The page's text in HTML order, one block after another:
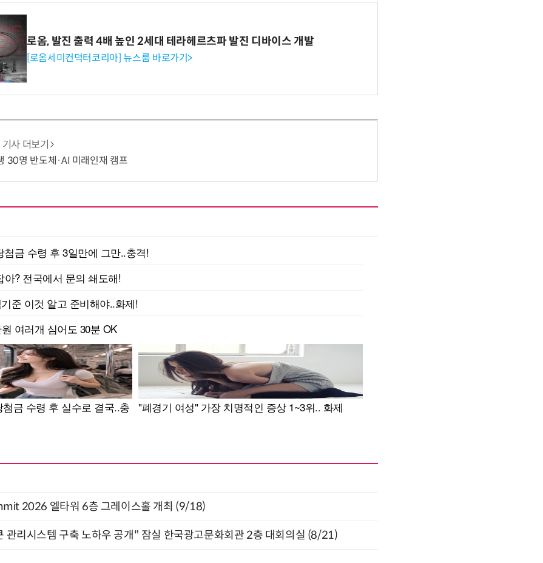
로옴, 발진 출력 4배 높인 2세대 테라헤르츠파 발진 디바이스 개발
[로옴세미컨덕터코리아] 뉴스룸 바로가기>
기사 더보기
30명 반도체·AI 미래인재 캠프
2026 엘타워 6층 그레이스홀 개최 (9/18)
관리시스템 구축 노하우 공개" 잠실 한국광고문화회관 2층 대회의실 (8/21)